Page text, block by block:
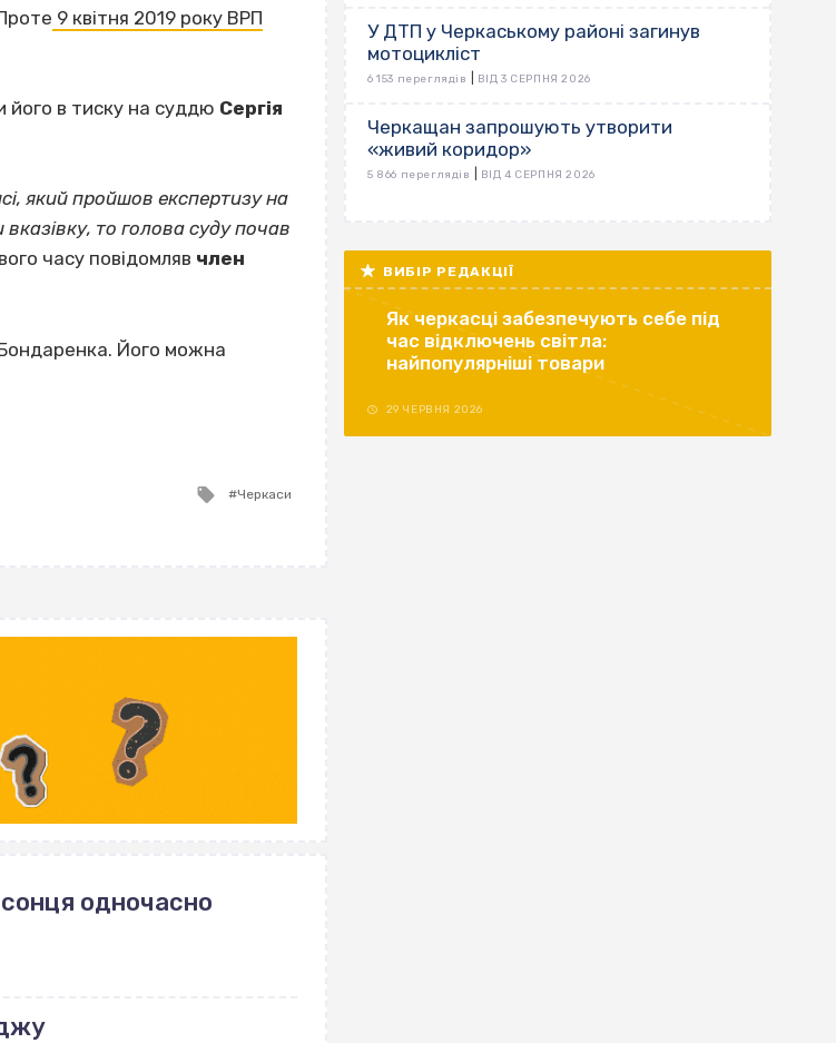
9 квітня 2019 року ВРП
його в тиску на суддю Сергія
який пройшов експертизу на
то голова суду почав
часу повідомляв член
Його можна
Tagged
Черкаси
одночасно
У ДТП у Черкаському районі загинув
мотоцикліст
6 153 переглядів ВІД 3 СЕРПНЯ 2026
Черкащан запрошують утворити
«живий коридор»
5 866 переглядів ВІД 4 СЕРПНЯ 2026
ВИБІР РЕДАКЦІЇ
Як черкасці забезпечують себе під
час відключень світла:
найпопулярніші товари
29 ЧЕРВНЯ 2026